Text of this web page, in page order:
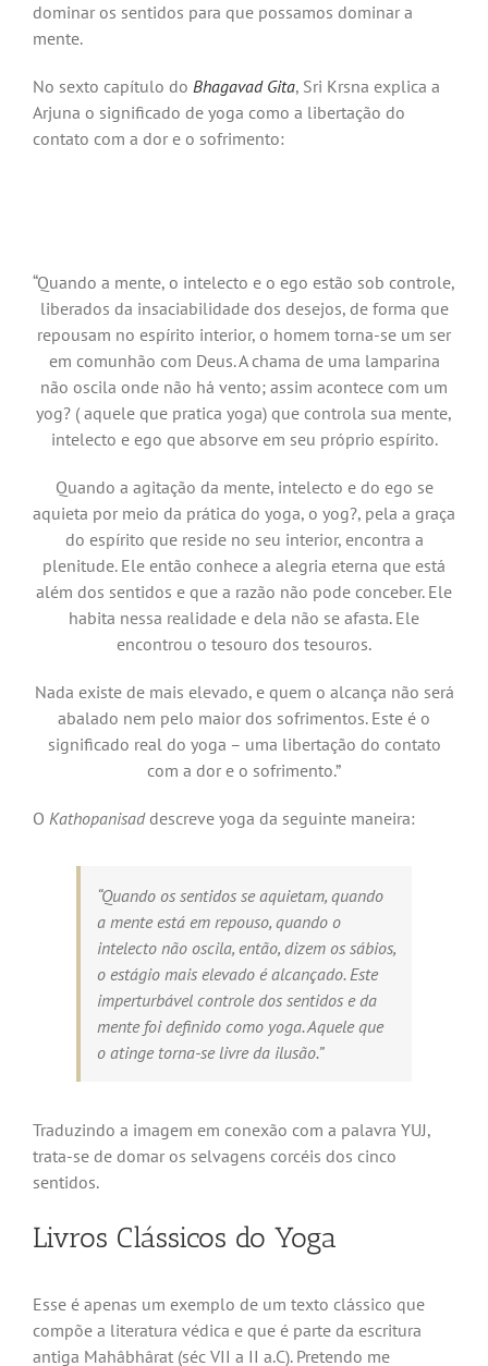
dominar os sentidos para que possamos dominar a
mente.
No sexto capítulo do Bhagavad Gita, Sri Krsna explica a
Arjuna o significado de yoga como a libertação do
contato com a dor e o sofrimento:
“Quando a mente, o intelecto e o ego estão sob controle,
liberados da insaciabilidade dos desejos, de forma que
repousam no espírito interior, o homem torna-se um ser
em comunhão com Deus. A chama de uma lamparina
não oscila onde não há vento; assim acontece com um
yog? ( aquele que pratica yoga) que controla sua mente,
intelecto e ego que absorve em seu próprio espírito.
Quando a agitação da mente, intelecto e do ego se
aquieta por meio da prática do yoga, o yog?, pela a graça
do espírito que reside no seu interior, encontra a
plenitude. Ele então conhece a alegria eterna que está
além dos sentidos e que a razão não pode conceber. Ele
habita nessa realidade e dela não se afasta. Ele
encontrou o tesouro dos tesouros.
Nada existe de mais elevado, e quem o alcança não será
abalado nem pelo maior dos sofrimentos. Este é o
significado real do yoga – uma libertação do contato
com a dor e o sofrimento.”
O Kathopanisaddescreve yoga da seguinte maneira:
“Quando os sentidos se aquietam, quando
a mente está em repouso, quando o
intelecto não oscila, então, dizem os sábios,
o estágio mais elevado é alcançado. Este
imperturbável controle dos sentidos e da
mente foi definido como yoga. Aquele que
o atinge torna-se livre da ilusão.”
Traduzindo a imagem em conexão com a palavra YUJ,
trata-se de domar os selvagens corcéis dos cinco
sentidos.
Livros Clássicos do Yoga
Esse é apenas um exemplo de um texto clássico que
compõe a literatura védica e que é parte da escritura
antiga Mahâbhârat (séc VII a II a.C). Pretendo me